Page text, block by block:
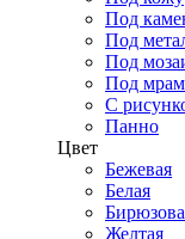
Под
Под
Под
Под
С
Панно
Цвет
Бежевая
Белая
Желтая